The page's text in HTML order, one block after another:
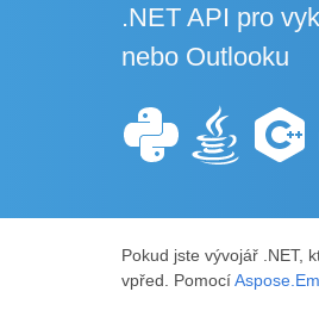
.NET API pro
nebo Outlooku
Pokud jste vývojář .NET,
vpřed. Pomocí